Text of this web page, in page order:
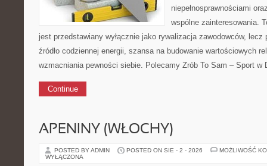
niepełnosprawnościami
wspólne zainteresowania.
jest przedstawiany wyłącznie jako rywalizacja zawodowców,
źródło codziennej energii, szansa na budowanie wartościowych
wzmacniania pewności siebie. Polecamy Zrób To Sam – Sport
Continue
APENINY (WŁOCHY)
POSTED BY ADMIN POSTED ON SIE - 2 - 2026
MOŻLIWOŚĆ
WYŁĄCZONA